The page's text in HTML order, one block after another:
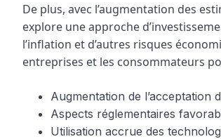
De plus, avec l’augmentation des
explore une approche
l’inflation et d’autres risques
entreprises et les consommateurs
Augmentation de l’acceptation
Aspects réglementaires
Utilisation accrue des